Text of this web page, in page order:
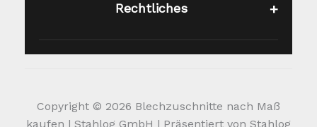
Rechtliches
Copyright © 2026 Blechzuschnitte nach Maß
kaufen | Stahlog GmbH | Präsentiert von Stahlog